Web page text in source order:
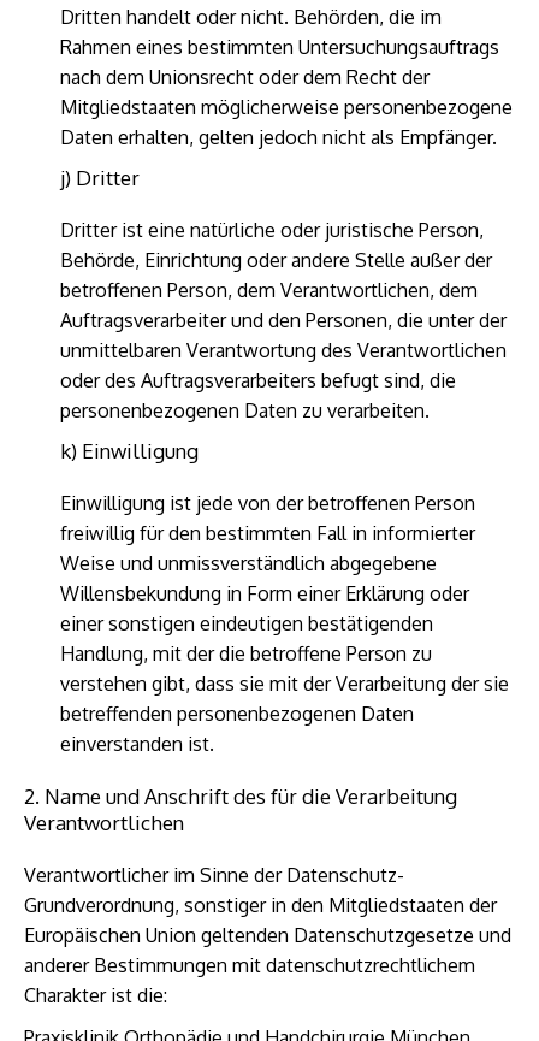
Dritten handelt oder nicht. Behörden, die im
Rahmen eines bestimmten Untersuchungsauftrags
nach dem Unionsrecht oder dem Recht der
Mitgliedstaaten möglicherweise personenbezogene
Daten erhalten, gelten jedoch nicht als Empfänger.
j) Dritter
Dritter ist eine natürliche oder juristische Person,
Behörde, Einrichtung oder andere Stelle außer der
betroffenen Person, dem Verantwortlichen, dem
Auftragsverarbeiter und den Personen, die unter der
unmittelbaren Verantwortung des Verantwortlichen
oder des Auftragsverarbeiters befugt sind, die
personenbezogenen Daten zu verarbeiten.
k) Einwilligung
Einwilligung ist jede von der betroffenen Person
freiwillig für den bestimmten Fall in informierter
Weise und unmissverständlich abgegebene
Willensbekundung in Form einer Erklärung oder
einer sonstigen eindeutigen bestätigenden
Handlung, mit der die betroffene Person zu
verstehen gibt, dass sie mit der Verarbeitung der sie
betreffenden personenbezogenen Daten
einverstanden ist.
2. Name und Anschrift des für die Verarbeitung
Verantwortlichen
Verantwortlicher im Sinne der Datenschutz-
Grundverordnung, sonstiger in den Mitgliedstaaten der
Europäischen Union geltenden Datenschutzgesetze und
anderer Bestimmungen mit datenschutzrechtlichem
Charakter ist die: